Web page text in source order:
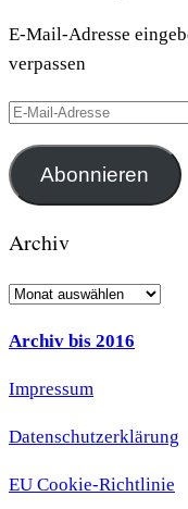
E-Mail-Adresse
verpassen
E-
Mail-
AdresseAbonnieren
Archiv
Archiv
Archiv bis 2016
Impressum
Datenschutzerklärung
EU Cookie-Richtlinie